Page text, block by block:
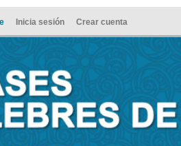
Inicia sesión Crear cuenta